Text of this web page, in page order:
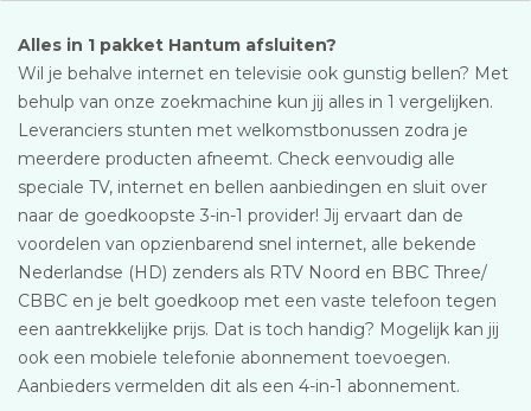
Alles in 1 pakket Hantum afsluiten?
Wil je behalve internet en televisie ook gunstig bellen? Met
behulp van onze zoekmachine kun jij alles in 1 vergelijken.
Leveranciers stunten met welkomstbonussen zodra je
meerdere producten afneemt. Check eenvoudig alle
speciale TV, internet en bellen aanbiedingen en sluit over
naar de goedkoopste 3-in-1 provider! Jij ervaart dan de
voordelen van opzienbarend snel internet, alle bekende
Nederlandse (HD) zenders als RTV Noord en BBC Three/
CBBC en je belt goedkoop met een vaste telefoon tegen
een aantrekkelijke prijs. Dat is toch handig? Mogelijk kan jij
ook een mobiele telefonie abonnement toevoegen.
Aanbieders vermelden dit als een 4-in-1 abonnement.